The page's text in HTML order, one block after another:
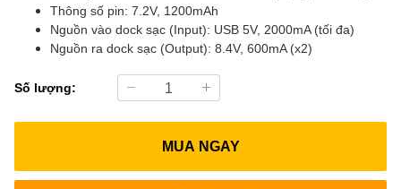
Thông số pin: 7.2V, 1200mAh
Nguồn vào dock sạc (Input): USB 5V, 2000mA (tối đa)
Nguồn ra dock sạc (Output): 8.4V, 600mA (x2)
Số lượng:
MUA NGAY